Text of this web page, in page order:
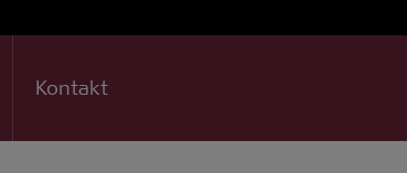
Kontakt